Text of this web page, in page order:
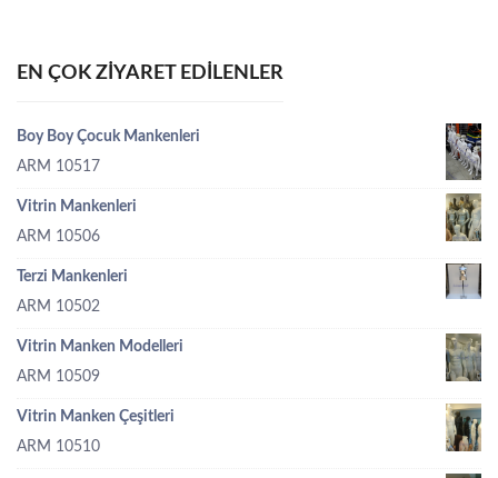
EN ÇOK ZIYARET EDILENLER
Boy Boy Çocuk Mankenleri
ARM 10517
Vitrin Mankenleri
ARM 10506
Terzi Mankenleri
ARM 10502
Vitrin Manken Modelleri
ARM 10509
Vitrin Manken Çeşitleri
ARM 10510